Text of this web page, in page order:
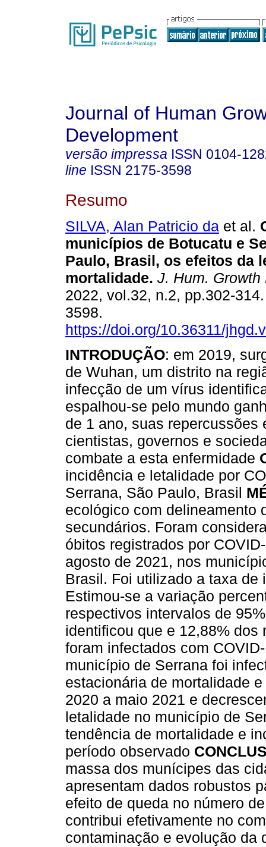
Journal of Human
Development
versão impressa ISSN 0104-
line ISSN 2175-3598
Resumo
SILVA, Alan Patricio da et al.
municípios de Botucatu e
Paulo, Brasil, os efeitos da
mortalidade. J. Hum. Growth
2022, vol.32, n.2, pp.302-
3598.
https://doi.org/10.36311/
INTRODUÇÃO: em 2019,
de Wuhan, um distrito na
infecção de um vírus
espalhou-se pelo mundo
de 1 ano, suas repercussões
cientistas, governos e
combate a esta enfermidade
incidência e letalidade por
Serrana, São Paulo, Brasil
ecológico com delineamento
secundários. Foram
óbitos registrados por
agosto de 2021, nos
Brasil. Foi utilizado a taxa
Estimou-se a variação
respectivos intervalos de
identificou que e 12,88%
foram infectados com
município de Serrana foi
estacionária de mortalidade
2020 a maio 2021 e
letalidade no município de
tendência de mortalidade e
período observado
massa dos munícipes das
apresentam dados robustos
efeito de queda no número
contribui efetivamente no
contaminação e evolução da